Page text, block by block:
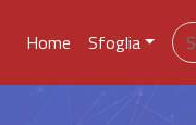
Home Sfoglia